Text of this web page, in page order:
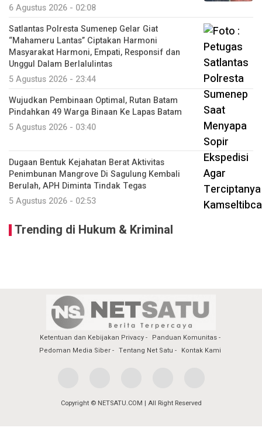
6 Agustus 2026 - 02:08
Satlantas Polresta Sumenep Gelar Giat
“Mahameru Lantas” Ciptakan Harmoni
Masyarakat Harmoni, Empati, Responsif dan
Unggul Dalam Berlalulintas
5 Agustus 2026 - 23:44
Wujudkan Pembinaan Optimal, Rutan Batam
Pindahkan 49 Warga Binaan Ke Lapas Batam
5 Agustus 2026 - 03:40
Dugaan Bentuk Kejahatan Berat Aktivitas
Penimbunan Mangrove Di Sagulung Kembali
Berulah, APH Diminta Tindak Tegas
5 Agustus 2026 - 02:53
Trending di Hukum & Kriminal
Ketentuan dan Kebijakan Privacy
Panduan Komunitas
Pedoman Media Siber
Tentang Net Satu Kontak Kami
Copyright © NETSATU.COM | All Right Reserved